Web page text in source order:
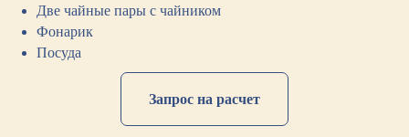
Две чайные пары с чайником
Фонарик
Посуда
Запрос на расчет